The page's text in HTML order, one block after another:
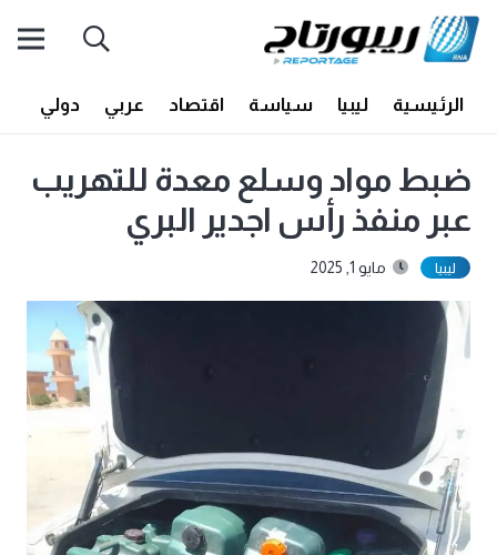
الرئيسية ليبيا سياسة اقتصاد عربي دولي
ضبط مواد وسلع معدة للتهريب
عبر منفذ رأس اجدير البري
ليبيا مايو 1, 2025